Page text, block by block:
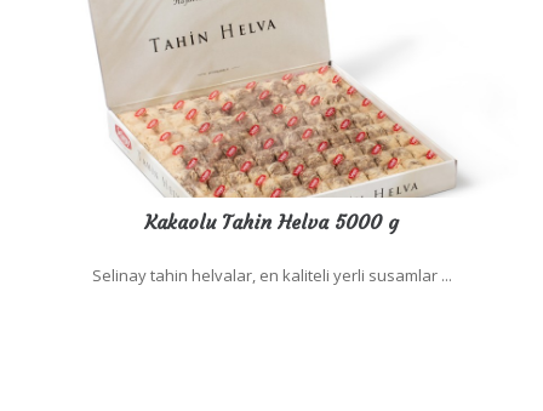
Kakaolu Tahin Helva 5000 g
Selinay tahin helvalar, en kaliteli yerli susamlar ...